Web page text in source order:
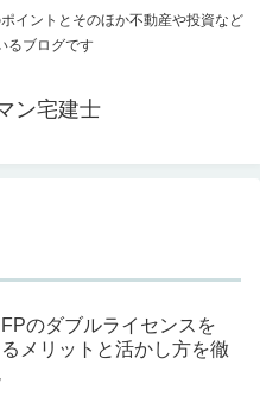
イントとそのほか不動産や投資など
るブログです
ン宅建士
のダブルライセンスを
メリットと活かし方を徹